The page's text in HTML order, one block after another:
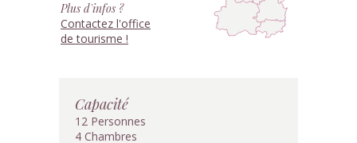
Plus d'infos ?
Contactez l'office
de tourisme !
Capacité
12 Personnes
4 Chambres